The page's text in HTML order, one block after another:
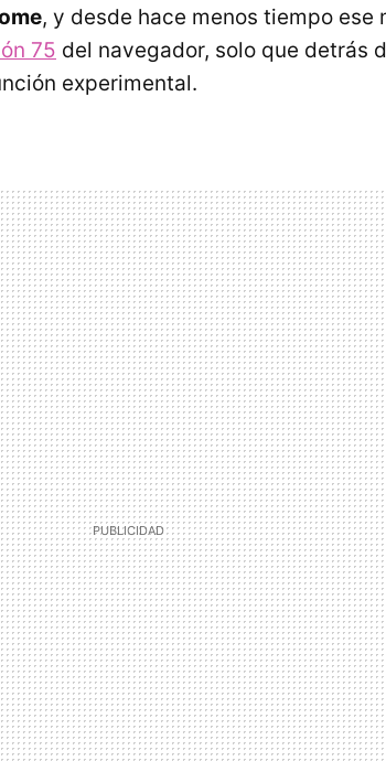
, y desde hace menos tiempo ese
75 del navegador, solo que detrás
experimental.